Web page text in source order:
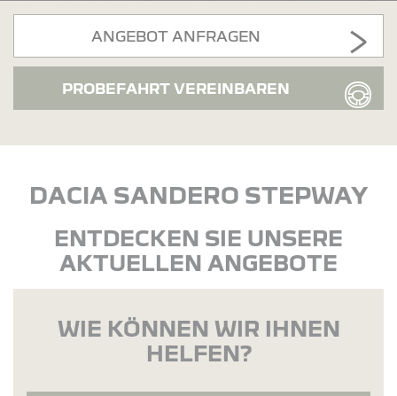
ANGEBOT ANFRAGEN
PROBEFAHRT VEREINBAREN
DACIA SANDERO STEPWAY
ENTDECKEN SIE UNSERE
AKTUELLEN ANGEBOTE
WIE KÖNNEN WIR IHNEN
HELFEN?